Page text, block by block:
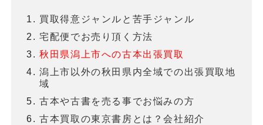
買取得意ジャンルと苦手ジャンル
宅配便でお売り頂く方法
秋田県潟上市への古本出張買取
潟上市以外の秋田県内全域での出張買取地
域
古本や古書を売る事でお悩みの方
古本買取の東京書房とは？会社紹介